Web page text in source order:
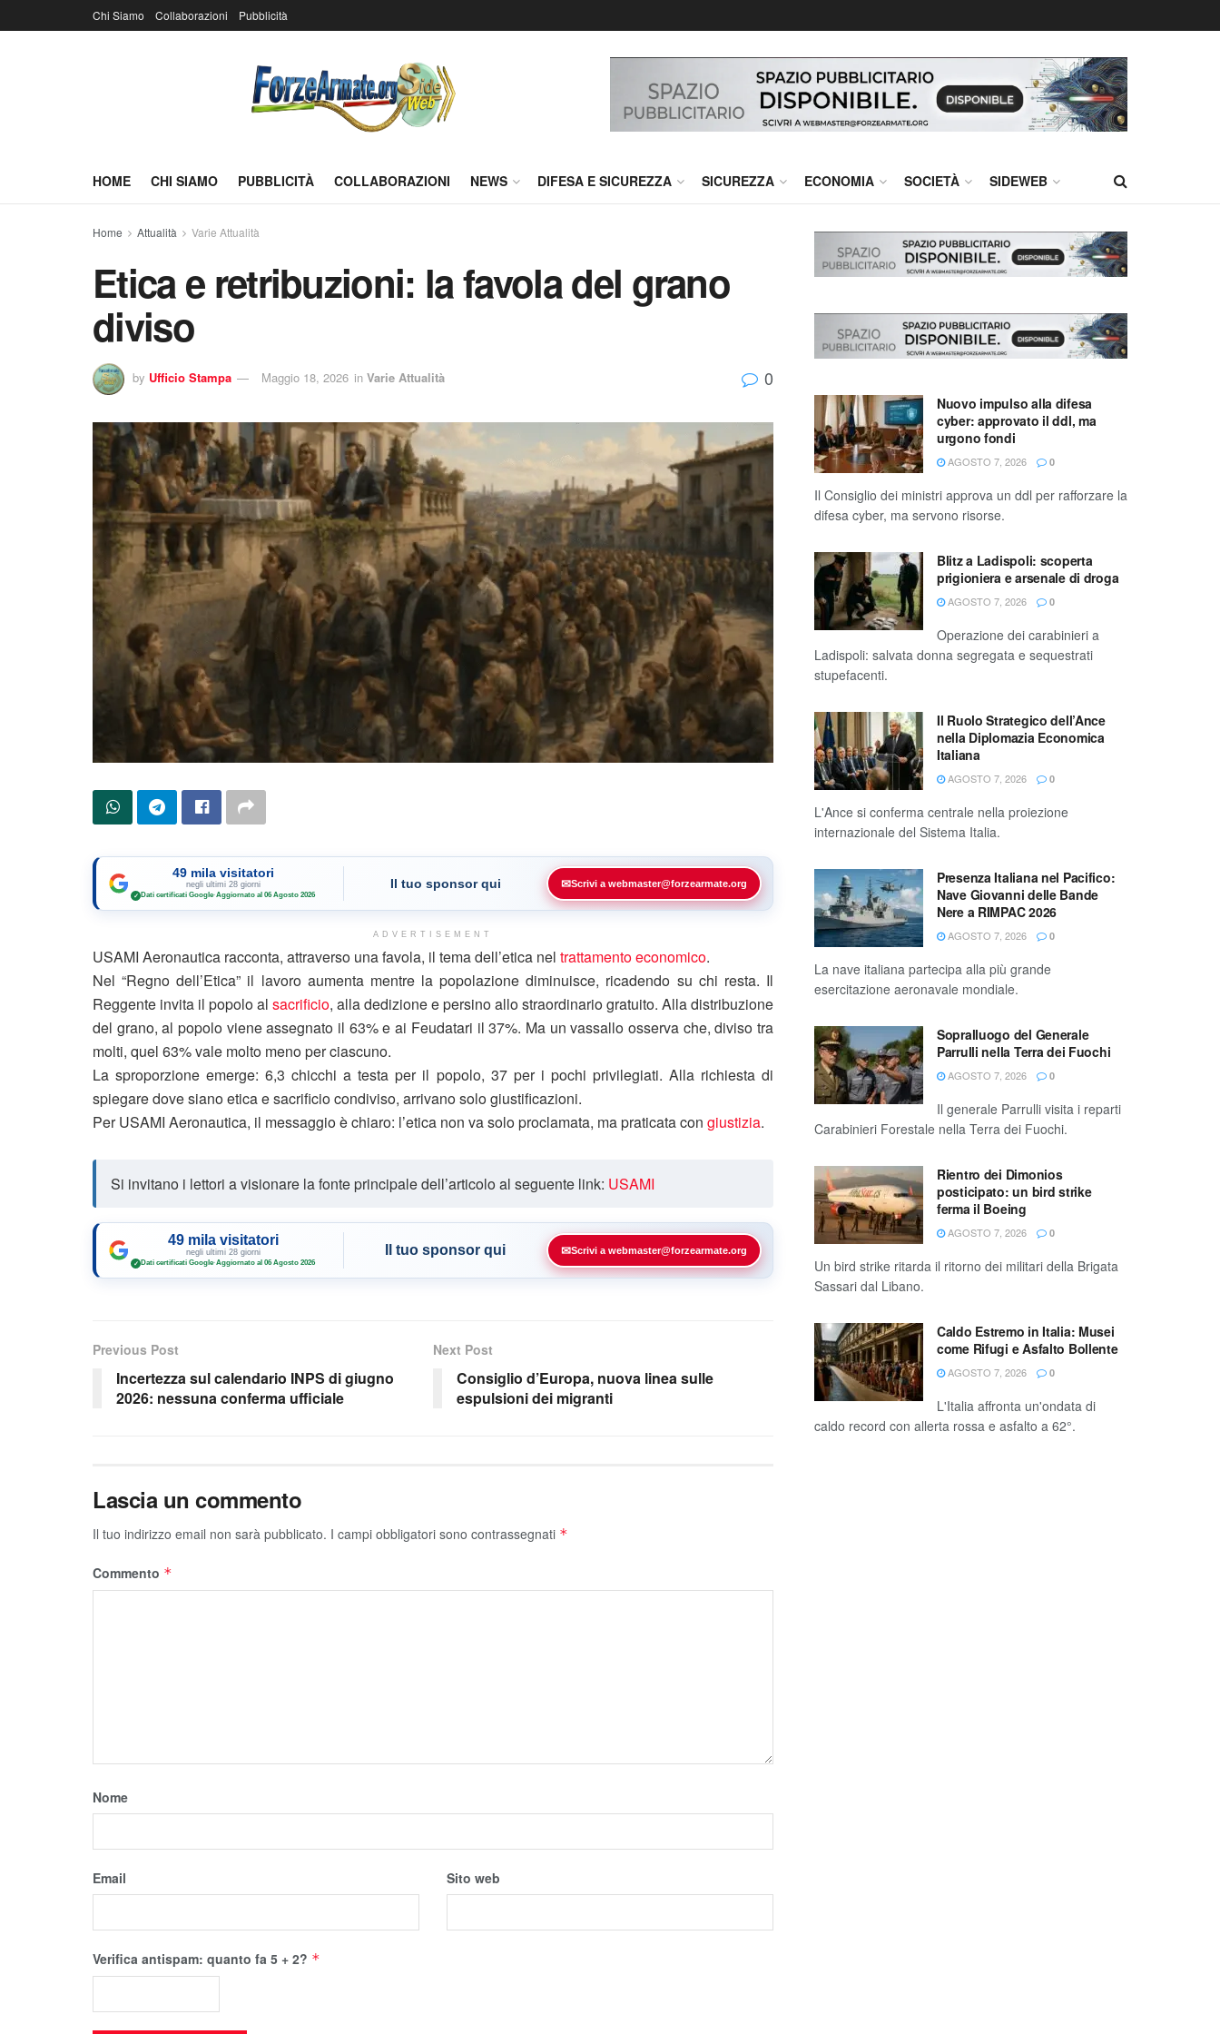
Chi Siamo Collaborazioni Pubblicità
HOME CHI SIAMO PUBBLICITÀ COLLABORAZIONI NEWS DIFESA E SICUREZZA SICUREZZA ECONOMIA SOCIETÀ SIDEWEB
Home Attualità Varie Attualità
Etica e retribuzioni: la favola del grano
diviso
by Ufficio Stampa Maggio 18, 2026 in Varie Attualità 0
49 mila visitatori
negli ultimi 28 giorni
✓ Dati certificati Google·Aggiornato al 06 Agosto 2026
Il tuo sponsor qui ✉Scrivi a webmaster@forzearmate.org
ADVERTISEMENT
USAMI Aeronautica racconta, attraverso una favola, il tema dell’etica nel trattamento economico.
Nel “Regno dell’Etica” il lavoro aumenta mentre la popolazione diminuisce, ricadendo su chi resta. Il
Reggente invita il popolo al sacrificio, alla dedizione e persino allo straordinario gratuito. Alla distribuzione
del grano, al popolo viene assegnato il 63% e ai Feudatari il 37%. Ma un vassallo osserva che, diviso tra
molti, quel 63% vale molto meno per ciascuno.
La sproporzione emerge: 6,3 chicchi a testa per il popolo, 37 per i pochi privilegiati. Alla richiesta di
spiegare dove siano etica e sacrificio condiviso, arrivano solo giustificazioni.
Per USAMI Aeronautica, il messaggio è chiaro: l’etica non va solo proclamata, ma praticata con giustizia.
Si invitano i lettori a visionare la fonte principale dell’articolo al seguente link: USAMI
49 mila visitatori
negli ultimi 28 giorni
✓ Dati certificati Google·Aggiornato al 06 Agosto 2026
Il tuo sponsor qui ✉Scrivi a webmaster@forzearmate.org
Previous Post
Incertezza sul calendario INPS di giugno
2026: nessuna conferma ufficiale
Next Post
Consiglio d’Europa, nuova linea sulle
espulsioni dei migranti
Lascia un commento
Il tuo indirizzo email non sarà pubblicato. I campi obbligatori sono contrassegnati *
Commento *
Nome
Email Sito web
Verifica antispam: quanto fa 5 + 2? *
Nuovo impulso alla difesa
cyber: approvato il ddl, ma
urgono fondi
AGOSTO 7, 2026 0
Il Consiglio dei ministri approva un ddl per rafforzare la
difesa cyber, ma servono risorse.
Blitz a Ladispoli: scoperta
prigioniera e arsenale di droga
AGOSTO 7, 2026 0
Operazione dei carabinieri a
Ladispoli: salvata donna segregata e sequestrati
stupefacenti.
Il Ruolo Strategico dell’Ance
nella Diplomazia Economica
Italiana
AGOSTO 7, 2026 0
L'Ance si conferma centrale nella proiezione
internazionale del Sistema Italia.
Presenza Italiana nel Pacifico:
Nave Giovanni delle Bande
Nere a RIMPAC 2026
AGOSTO 7, 2026 0
La nave italiana partecipa alla più grande
esercitazione aeronavale mondiale.
Sopralluogo del Generale
Parrulli nella Terra dei Fuochi
AGOSTO 7, 2026 0
Il generale Parrulli visita i reparti
Carabinieri Forestale nella Terra dei Fuochi.
Rientro dei Dimonios
posticipato: un bird strike
ferma il Boeing
AGOSTO 7, 2026 0
Un bird strike ritarda il ritorno dei militari della Brigata
Sassari dal Libano.
Caldo Estremo in Italia: Musei
come Rifugi e Asfalto Bollente
AGOSTO 7, 2026 0
L'Italia affronta un'ondata di
caldo record con allerta rossa e asfalto a 62°.